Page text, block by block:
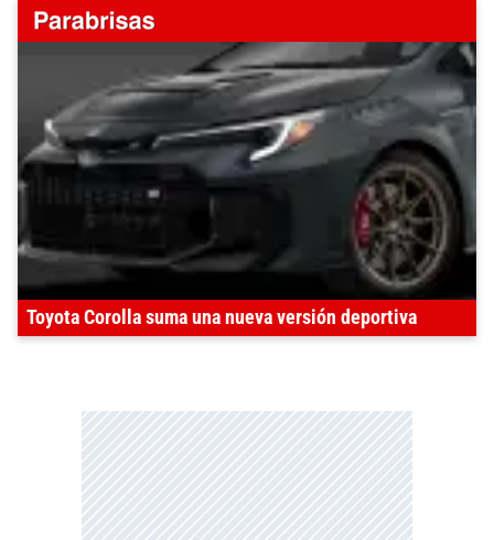
Toyota Corolla suma una nueva versión deportiva